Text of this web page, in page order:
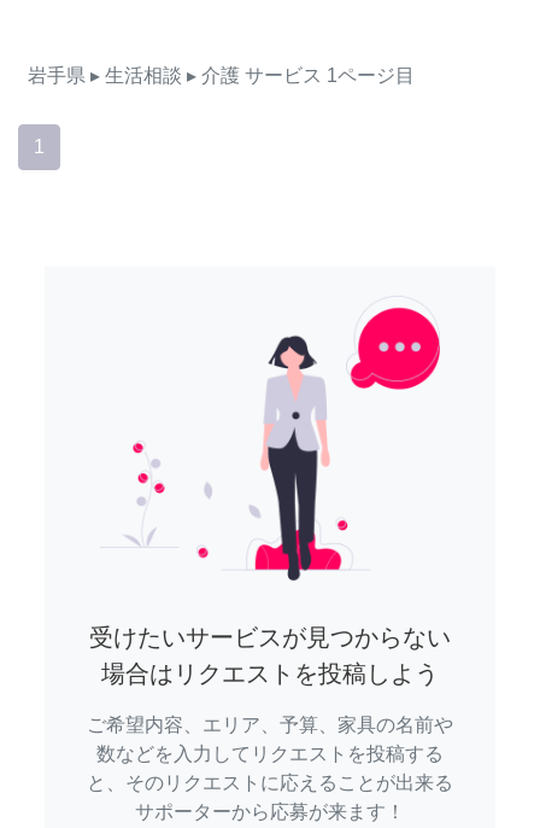
岩手県 ▸ 生活相談 ▸ 介護 サービス 1ページ目
1
受けたいサービスが見つからない
場合はリクエストを投稿しよう
ご希望内容、エリア、予算、家具の名前や
数などを入力してリクエストを投稿する
と、そのリクエストに応えることが出来る
サポーターから応募が来ます！